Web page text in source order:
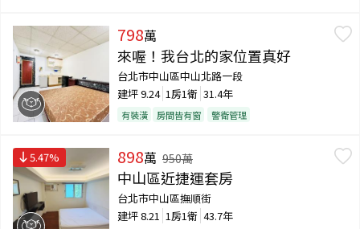
798萬
來喔！我台北的家位置真好
台北市中山區中山北路一段
建坪9.24 1房1衛 31.4年
有裝潢 房間皆有窗 警衛管理
5.47% 898萬 950萬
中山區近捷運套房
台北市中山區撫順街
建坪8.21 1房1衛 43.7年